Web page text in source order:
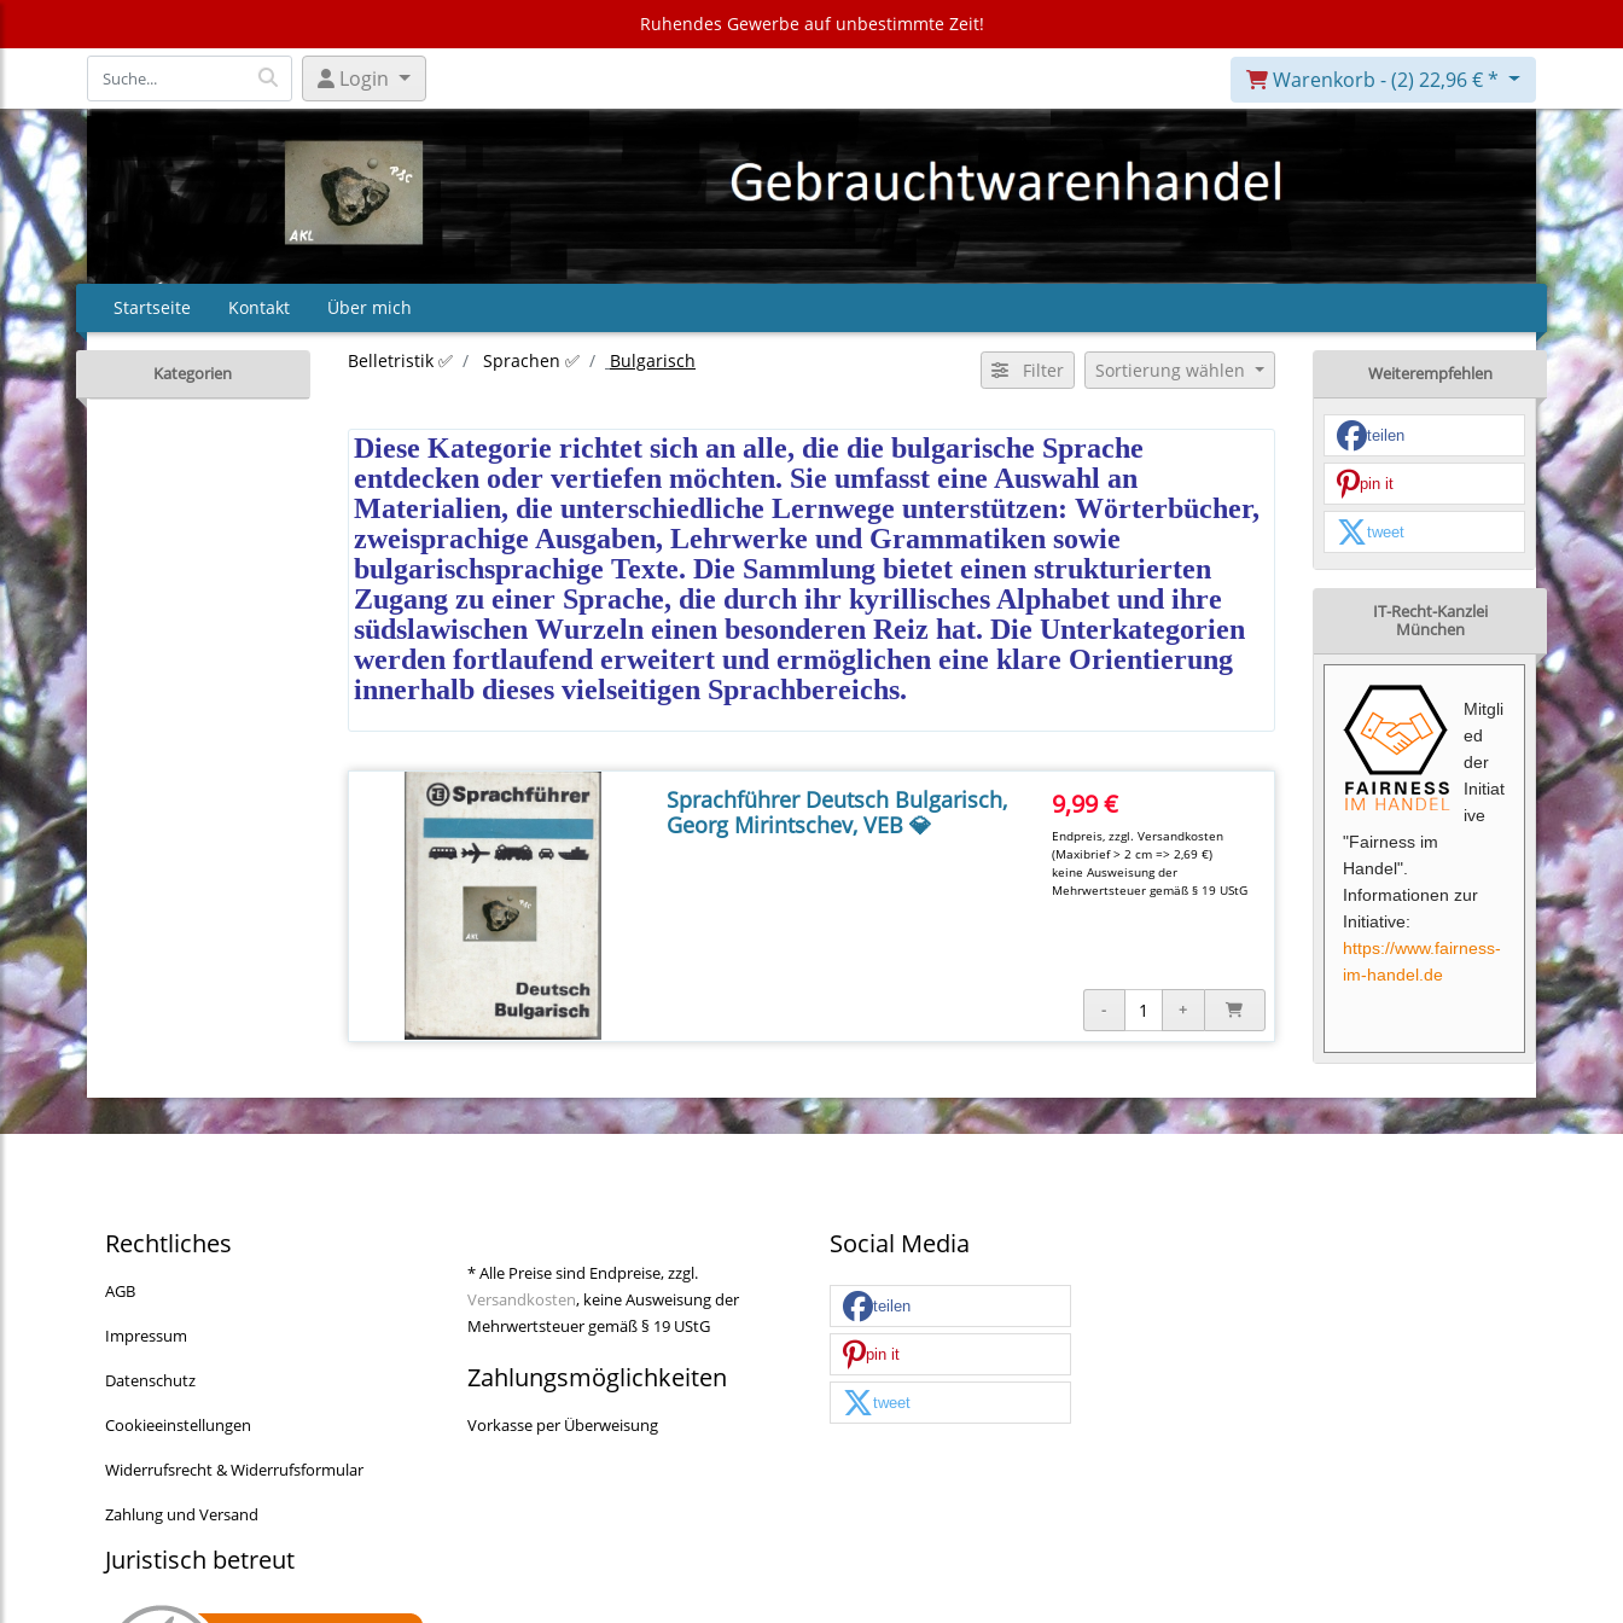
Ruhendes Gewerbe auf unbestimmte Zeit!
Login Warenkorb -(2) 22,96 € *
Startseite Kontakt Über mich
Kategorien
Belletristik ✅ Sprachen ✅ Bulgarisch Sortierung wählen
Filter
Diese Kategorie richtet sich an alle, die die bulgarische Sprache
entdecken oder vertiefen möchten. Sie umfasst eine Auswahl an
Materialien, die unterschiedliche Lernwege unterstützen: Wörterbücher,
zweisprachige Ausgaben, Lehrwerke und Grammatiken sowie
bulgarischsprachige Texte. Die Sammlung bietet einen strukturierten
Zugang zu einer Sprache, die durch ihr kyrillisches Alphabet und ihre
südslawischen Wurzeln einen besonderen Reiz hat. Die Unterkategorien
werden fortlaufend erweitert und ermöglichen eine klare Orientierung
innerhalb dieses vielseitigen Sprachbereichs.
Sprachführer Deutsch Bulgarisch,
Georg Mirintschev, VEB 💎
9,99 €
Endpreis, zzgl.Versandkosten
(Maxibrief > 2 cm => 2,69 €)
keine Ausweisung der
Mehrwertsteuer gemäß § 19 UStG
Weiterempfehlen
teilen
pin it
tweet
IT-Recht-Kanzlei
München
Mitgli
ed
der
Initiat
ive
"Fairness im
Handel".
Informationen zur
Initiative:
https://www.fairness-
im-handel.de
Rechtliches
AGB
Impressum
Datenschutz
Cookieeinstellungen
Widerrufsrecht & Widerrufsformular
Zahlung und Versand
Juristisch betreut
* Alle Preise sind Endpreise, zzgl.
Versandkosten, keine Ausweisung der
Mehrwertsteuer gemäß § 19 UStG
Zahlungsmöglichkeiten
Vorkasse per Überweisung
Social Media
teilen
pin it
tweet